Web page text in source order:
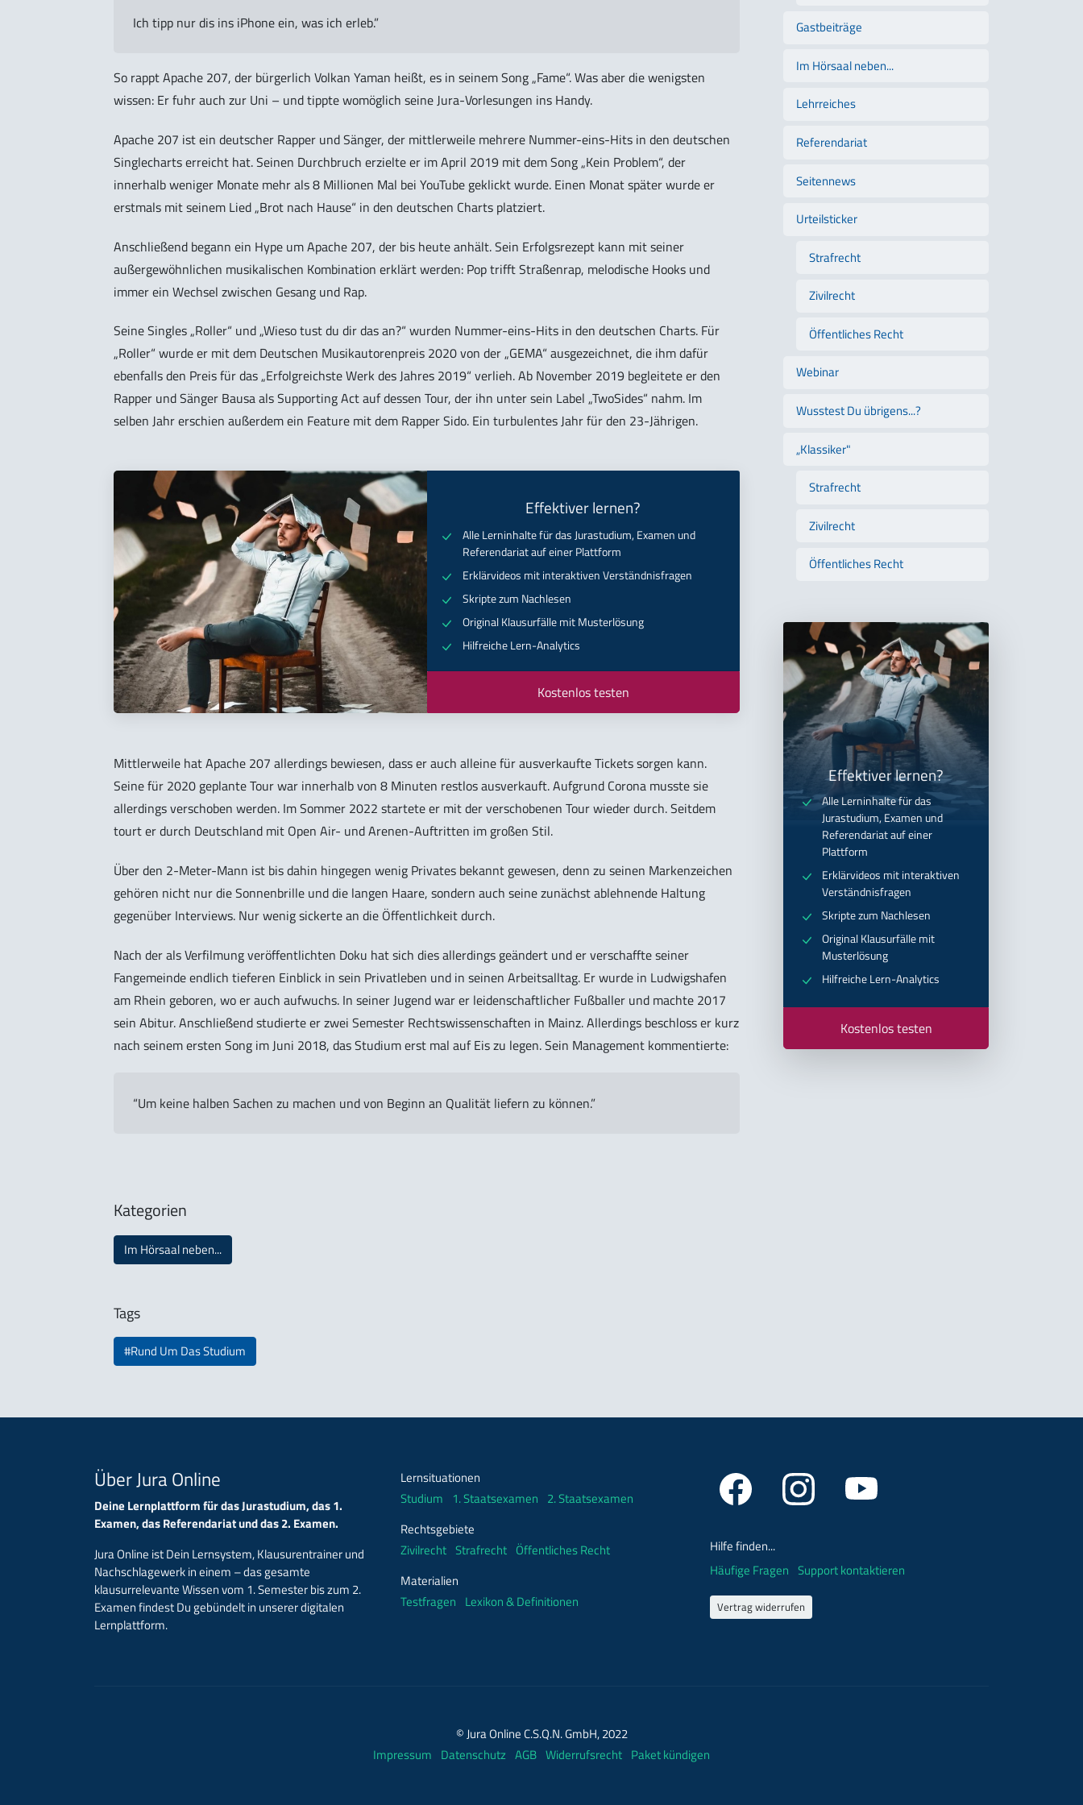
Ich tipp nur dis ins iPhone ein, was ich erleb.”
So rappt Apache 207, der bürgerlich Volkan Yaman heißt, es in seinem Song „Fame“. Was aber die wenigsten
wissen: Er fuhr auch zur Uni – und tippte womöglich seine Jura-Vorlesungen ins Handy.
Apache 207 ist ein deutscher Rapper und Sänger, der mittlerweile mehrere Nummer-eins-Hits in den deutschen
Singlecharts erreicht hat. Seinen Durchbruch erzielte er im April 2019 mit dem Song „Kein Problem“, der
innerhalb weniger Monate mehr als 8 Millionen Mal bei YouTube geklickt wurde. Einen Monat später wurde er
erstmals mit seinem Lied „Brot nach Hause“ in den deutschen Charts platziert.
Anschließend begann ein Hype um Apache 207, der bis heute anhält. Sein Erfolgsrezept kann mit seiner
außergewöhnlichen musikalischen Kombination erklärt werden: Pop trifft Straßenrap, melodische Hooks und
immer ein Wechsel zwischen Gesang und Rap.
Seine Singles „Roller“ und „Wieso tust du dir das an?“ wurden Nummer-eins-Hits in den deutschen Charts. Für
„Roller“ wurde er mit dem Deutschen Musikautorenpreis 2020 von der „GEMA“ ausgezeichnet, die ihm dafür
ebenfalls den Preis für das „Erfolgreichste Werk des Jahres 2019“ verlieh. Ab November 2019 begleitete er den
Rapper und Sänger Bausa als Supporting Act auf dessen Tour, der ihn unter sein Label „TwoSides“ nahm. Im
selben Jahr erschien außerdem ein Feature mit dem Rapper Sido. Ein turbulentes Jahr für den 23-Jährigen.
Effektiver lernen?
Alle Lerninhalte für das Jurastudium, Examen und
Referendariat auf einer Plattform
Erklärvideos mit interaktiven Verständnisfragen
Skripte zum Nachlesen
Original Klausurfälle mit Musterlösung
Hilfreiche Lern-Analytics
Kostenlos testen
Mittlerweile hat Apache 207 allerdings bewiesen, dass er auch alleine für ausverkaufte Tickets sorgen kann.
Seine für 2020 geplante Tour war innerhalb von 8 Minuten restlos ausverkauft. Aufgrund Corona musste sie
allerdings verschoben werden. Im Sommer 2022 startete er mit der verschobenen Tour wieder durch. Seitdem
tourt er durch Deutschland mit Open Air- und Arenen-Auftritten im großen Stil.
Über den 2-Meter-Mann ist bis dahin hingegen wenig Privates bekannt gewesen, denn zu seinen Markenzeichen
gehören nicht nur die Sonnenbrille und die langen Haare, sondern auch seine zunächst ablehnende Haltung
gegenüber Interviews. Nur wenig sickerte an die Öffentlichkeit durch.
Nach der als Verfilmung veröffentlichten Doku hat sich dies allerdings geändert und er verschaffte seiner
Fangemeinde endlich tieferen Einblick in sein Privatleben und in seinen Arbeitsalltag. Er wurde in Ludwigshafen
am Rhein geboren, wo er auch aufwuchs. In seiner Jugend war er leidenschaftlicher Fußballer und machte 2017
sein Abitur. Anschließend studierte er zwei Semester Rechtswissenschaften in Mainz. Allerdings beschloss er kurz
nach seinem ersten Song im Juni 2018, das Studium erst mal auf Eis zu legen. Sein Management kommentierte:
“Um keine halben Sachen zu machen und von Beginn an Qualität liefern zu können.”
Kategorien
Im Hörsaal neben...
Tags
#Rund Um Das Studium
Gastbeiträge
Im Hörsaal neben...
Lehrreiches
Referendariat
Seitennews
Urteilsticker
Strafrecht
Zivilrecht
Öffentliches Recht
Webinar
Wusstest Du übrigens...?
„Klassiker"
Strafrecht
Zivilrecht
Öffentliches Recht
Effektiver lernen?
Alle Lerninhalte für das
Jurastudium, Examen und
Referendariat auf einer
Plattform
Erklärvideos mit interaktiven
Verständnisfragen
Skripte zum Nachlesen
Original Klausurfälle mit
Musterlösung
Hilfreiche Lern-Analytics
Kostenlos testen
Über Jura Online
Deine Lernplattform für das Jurastudium, das 1.
Examen, das Referendariat und das 2. Examen.
Jura Online ist Dein Lernsystem, Klausurentrainer und
Nachschlagewerk in einem – das gesamte
klausurrelevante Wissen vom 1. Semester bis zum 2.
Examen findest Du gebündelt in unserer digitalen
Lernplattform.
Lernsituationen
Studium 1. Staatsexamen 2. Staatsexamen
Rechtsgebiete
Zivilrecht Strafrecht Öffentliches Recht
Materialien
Testfragen Lexikon & Definitionen
Hilfe finden...
Häufige Fragen Support kontaktieren
Vertrag widerrufen
© Jura Online C.S.Q.N. GmbH, 2022
Impressum Datenschutz AGB Widerrufsrecht Paket kündigen